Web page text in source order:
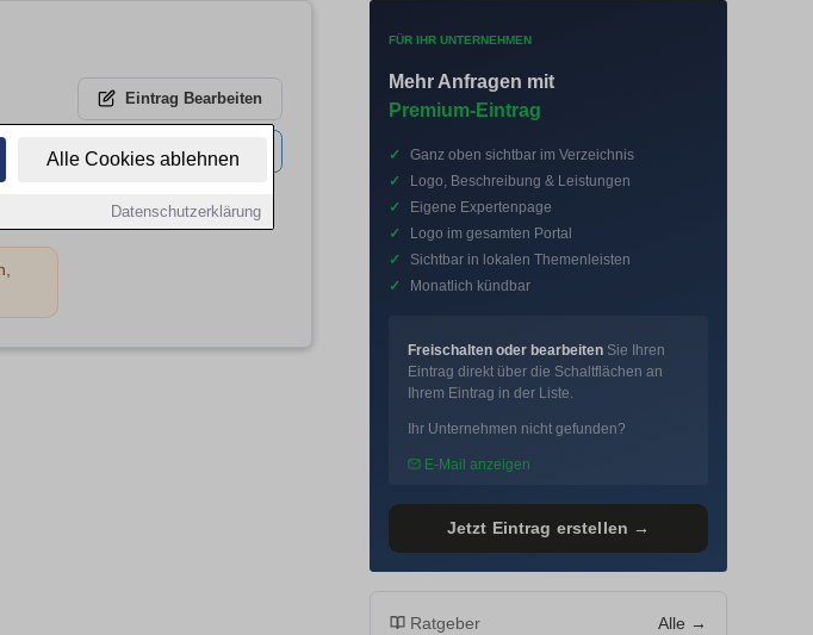
Alle Cookies ablehnen
Datenschutzerklärung
Eintrag Bearbeiten
Jetzt Aktivieren
FÜR IHR UNTERNEHMEN
Mehr Anfragen mit
Premium-Eintrag
✓
Ganz oben sichtbar im Verzeichnis
✓
Logo, Beschreibung & Leistungen
✓
Eigene Expertenpage
✓
Logo im gesamten Portal
✓
Sichtbar in lokalen Themenleisten
✓
Monatlich kündbar
Freischalten oder bearbeiten Sie Ihren
Eintrag direkt über die Schaltflächen an
Ihrem Eintrag in der Liste.
Ihr Unternehmen nicht gefunden?
E-Mail anzeigen
Jetzt Eintrag erstellen →
Ratgeber Alle →